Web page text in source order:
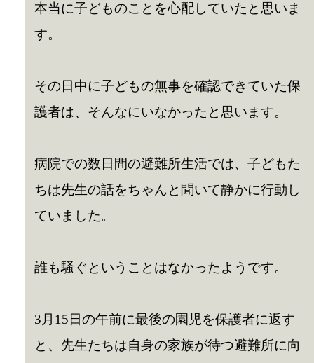
本当に子どものことを心配していたと思いま
す。
その日中に子どもの無事を確認できていた保
護者は、そんなにいなかったと思います。
病院での数日間の避難所生活では、子どもた
ちは先生の話をちゃんと聞いて静かに行動し
ていました。
誰も騒ぐということはなかったようです。
3月15日の午前に最後の園児を保護者に返す
と、先生たちは自身の家族が待つ避難所に向